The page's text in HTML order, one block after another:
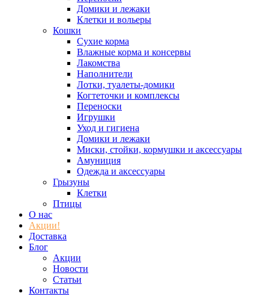
Домики и лежаки
Клетки и вольеры
Кошки
Сухие корма
Влажные корма и консервы
Лакомства
Наполнители
Лотки, туалеты-домики
Когтеточки и комплексы
Переноски
Игрушки
Уход и гигиена
Домики и лежаки
Миски, стойки, кормушки и аксессуары
Амуниция
Одежда и аксессуары
Грызуны
Клетки
Птицы
О нас
Акции!
Доставка
Блог
Акции
Новости
Статьи
Контакты